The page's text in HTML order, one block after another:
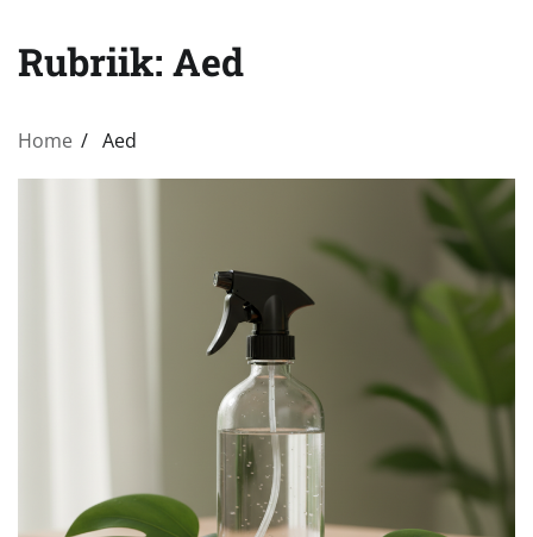
Rubriik: Aed
Home Aed